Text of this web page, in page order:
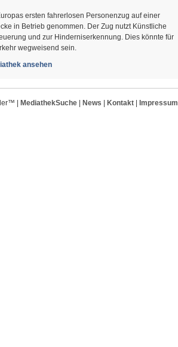
ersten fahrerlosen Personenzug auf einer
in Betrieb genommen. Der Zug nutzt Künstliche
und zur Hinderniserkennung. Dies könnte für
wegweisend sein.
ansehen
| MediathekSuche| News Kontakt| Impressum